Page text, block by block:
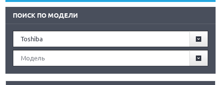
ПОИСК ПО МОДЕЛИ
Toshiba
Модель